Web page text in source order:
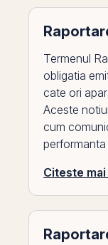
Termenul
obligatia
cate ori
Aceste
cum
performanta
Citeste